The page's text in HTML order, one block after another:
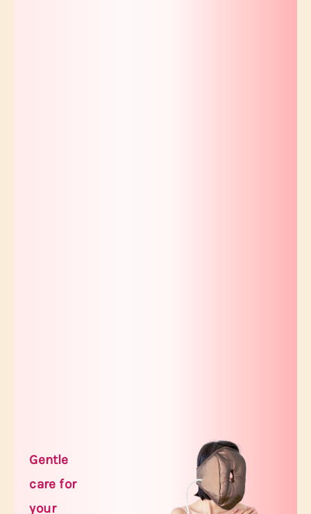
Gentle
care for
your